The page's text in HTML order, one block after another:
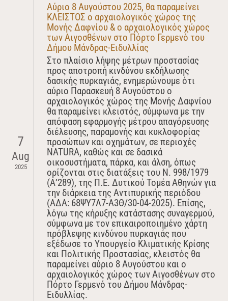
7
Aug
2025
Αύριο 8 Αυγούστου 2025, θα παραμείνει
ΚΛΕΙΣΤΟΣ ο αρχαιολογικός χώρος της
Μονής Δαφνίου & ο αρχαιολογικός χώρος
των Αιγοσθένων στο Πόρτο Γερμενό του
Δήμου Μάνδρας-Ειδυλλίας
Στο πλαίσιο λήψης μέτρων προστασίας
προς αποτροπή κινδύνου εκδήλωσης
δασικής πυρκαγιάς, ενημερώνουμε ότι
αύριο Παρασκευή 8 Αυγούστου ο
αρχαιολογικός χώρος της Μονής Δαφνίου
θα παραμείνει κλειστός, σύμφωνα με την
απόφαση εφαρμογής μέτρου απαγόρευσης
διέλευσης, παραμονής και κυκλοφορίας
προσώπων και οχημάτων, σε περιοχές
NATURA, καθώς και σε δασικά
οικοσυστήματα, πάρκα, και άλση, όπως
ορίζονται στις διατάξεις του Ν. 998/1979
(Α’289), της Π.Ε. Δυτικού Τομέα Αθηνών για
την διάρκεια της Αντιπυρικής περιόδου
(ΑΔΑ: 68ΨΥ7Λ7-Α3Θ/30-04-2025). Επίσης,
λόγω της κήρυξης κατάστασης συναγερμού,
σύμφωνα με τον επικαιροποιημένο χάρτη
πρόβλεψης κινδύνου πυρκαγιάς που
εξέδωσε το Υπουργείο Κλιματικής Κρίσης
και Πολιτικής Προστασίας, κλειστός θα
παραμείνει αύριο 8 Αυγούστου και ο
αρχαιολογικός χώρος των Αιγοσθένων στο
Πόρτο Γερμενό του Δήμου Μάνδρας-
Ειδυλλίας.